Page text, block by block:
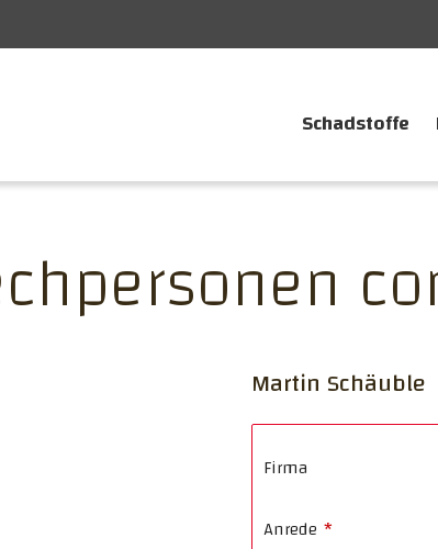
Schadstoffe
Martin Schäuble
Firma
Anrede *